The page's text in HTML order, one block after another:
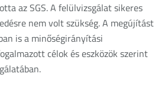
az SGS. A felülvizsgálat sikeres
nem volt szükség. A megújítást
is a minőségirányítási
célok és eszközök szerint